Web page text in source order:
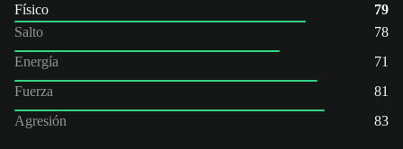
Físico
79
Salto
78
Energía
71
Fuerza
81
Agresión
83